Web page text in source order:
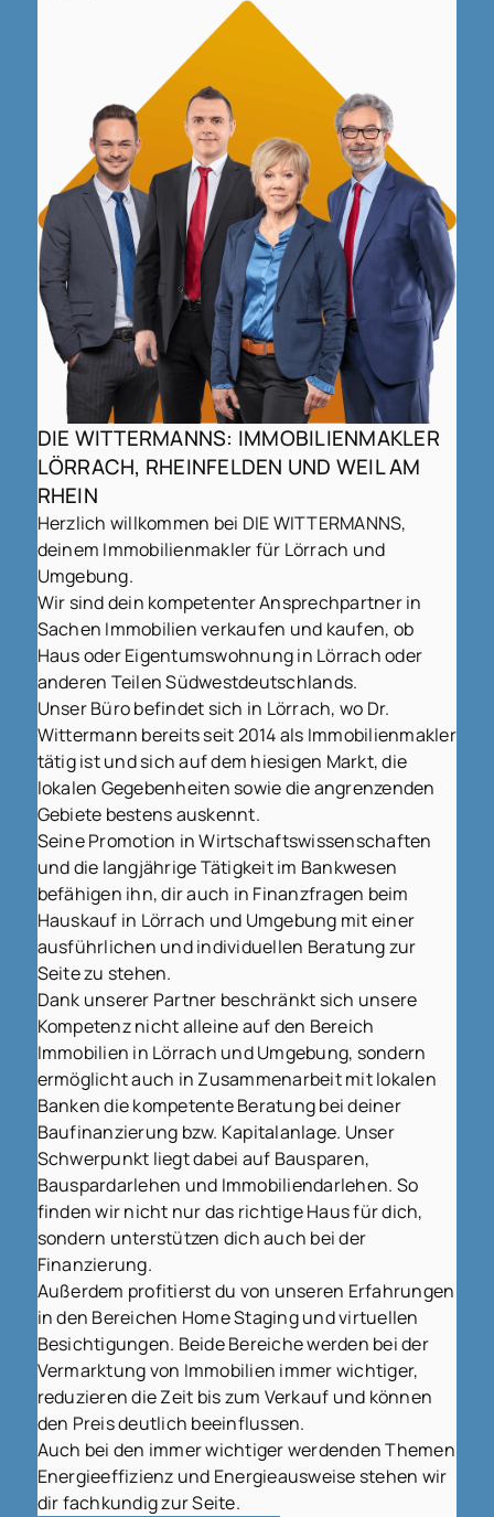
DIE WITTERMANNS: IMMOBILIENMAKLER
LÖRRACH, RHEINFELDEN UND WEIL AM
RHEIN
Herzlich willkommen bei DIE WITTERMANNS,
deinem Immobilienmakler für Lörrach und
Umgebung.
Wir sind dein kompetenter Ansprechpartner in
Sachen Immobilien verkaufen und kaufen, ob
Haus oder Eigentumswohnung in Lörrach oder
anderen Teilen Südwestdeutschlands.
Unser Büro befindet sich in Lörrach, wo Dr.
Wittermann bereits seit 2014 als Immobilienmakler
tätig ist und sich auf dem hiesigen Markt, die
lokalen Gegebenheiten sowie die angrenzenden
Gebiete bestens auskennt.
Seine Promotion in Wirtschaftswissenschaften
und die langjährige Tätigkeit im Bankwesen
befähigen ihn, dir auch in Finanzfragen beim
Hauskauf in Lörrach und Umgebung mit einer
ausführlichen und individuellen Beratung zur
Seite zu stehen.
Dank unserer Partner beschränkt sich unsere
Kompetenz nicht alleine auf den Bereich
Immobilien in Lörrach und Umgebung, sondern
ermöglicht auch in Zusammenarbeit mit lokalen
Banken die kompetente Beratung bei deiner
Baufinanzierung bzw. Kapitalanlage. Unser
Schwerpunkt liegt dabei auf Bausparen,
Bauspardarlehen und Immobiliendarlehen. So
finden wir nicht nur das richtige Haus für dich,
sondern unterstützen dich auch bei der
Finanzierung.
Außerdem profitierst du von unseren Erfahrungen
in den Bereichen Home Staging und virtuellen
Besichtigungen. Beide Bereiche werden bei der
Vermarktung von Immobilien immer wichtiger,
reduzieren die Zeit bis zum Verkauf und können
den Preis deutlich beeinflussen.
Auch bei den immer wichtiger werdenden Themen
Energieeffizienz und Energieausweise stehen wir
dir fachkundig zur Seite.